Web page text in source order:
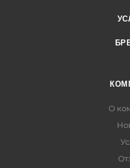
О